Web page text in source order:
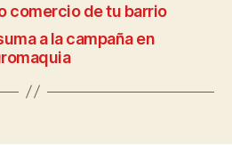
comercio de tu barrio
a la campaña en